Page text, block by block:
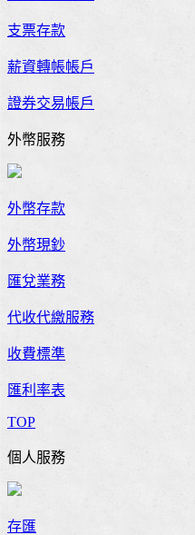
支票存款
薪資轉帳帳戶
證券交易帳戶
外幣服務
外幣存款
外幣現鈔
匯兌業務
代收代繳服務
收費標準
匯利率表
TOP
個人服務
存匯